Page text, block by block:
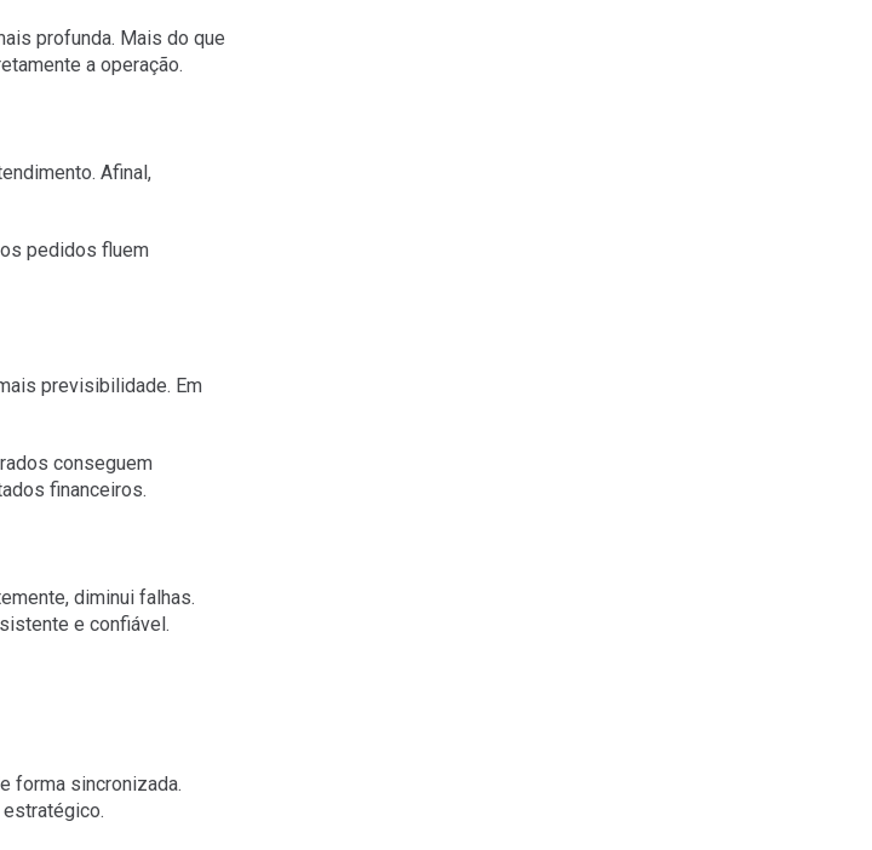
profunda. Mais do que
a operação.
Afinal,
pedidos fluem
previsibilidade. Em
conseguem
financeiros.
diminui falhas.
e confiável.
forma sincronizada.